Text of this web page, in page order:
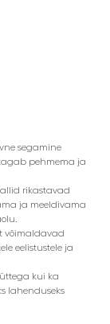
segamine
pehmema ja
rikastavad
ja meeldivama
võimaldavad
eelistustele ja
kui ka
lahenduseks